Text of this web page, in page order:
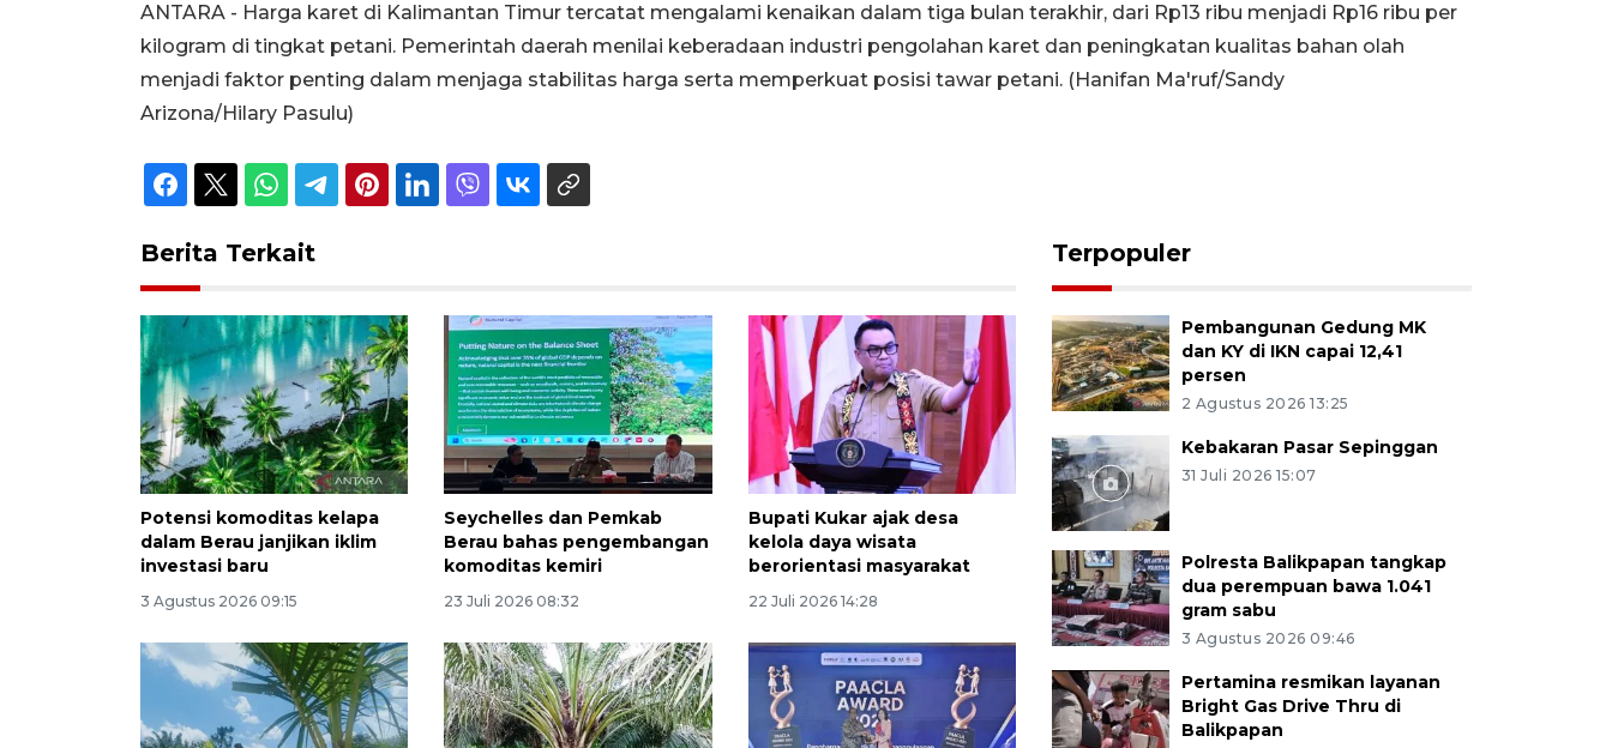
ANTARA - Harga karet di Kalimantan Timur tercatat mengalami kenaikan dalam tiga bulan terakhir, dari Rp13 ribu menjadi Rp16 ribu per
kilogram di tingkat petani. Pemerintah daerah menilai keberadaan industri pengolahan karet dan peningkatan kualitas bahan olah
menjadi faktor penting dalam menjaga stabilitas harga serta memperkuat posisi tawar petani. (Hanifan Ma'ruf/Sandy
Arizona/Hilary Pasulu)
Berita Terkait
Potensi komoditas kelapa
dalam Berau janjikan iklim
investasi baru
3 Agustus 2026 09:15
Seychelles dan Pemkab
Berau bahas pengembangan
komoditas kemiri
23 Juli 2026 08:32
Bupati Kukar ajak desa
kelola daya wisata
berorientasi masyarakat
22 Juli 2026 14:28
Terpopuler
Pembangunan Gedung MK
dan KY di IKN capai 12,41
persen
2 Agustus 2026 13:25
Kebakaran Pasar Sepinggan
31 Juli 2026 15:07
Polresta Balikpapan tangkap
dua perempuan bawa 1.041
gram sabu
3 Agustus 2026 09:46
Pertamina resmikan layanan
Bright Gas Drive Thru di
Balikpapan